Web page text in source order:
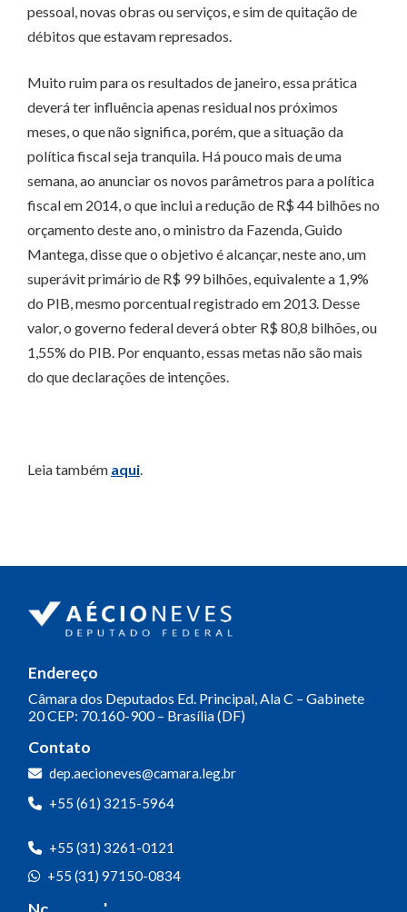
pessoal, novas obras ou serviços, e sim de quitação de
débitos que estavam represados.
Muito ruim para os resultados de janeiro, essa prática
deverá ter influência apenas residual nos próximos
meses, o que não significa, porém, que a situação da
política fiscal seja tranquila. Há pouco mais de uma
semana, ao anunciar os novos parâmetros para a política
fiscal em 2014, o que inclui a redução de R$ 44 bilhões no
orçamento deste ano, o ministro da Fazenda, Guido
Mantega, disse que o objetivo é alcançar, neste ano, um
superávit primário de R$ 99 bilhões, equivalente a 1,9%
do PIB, mesmo porcentual registrado em 2013. Desse
valor, o governo federal deverá obter R$ 80,8 bilhões, ou
1,55% do PIB. Por enquanto, essas metas não são mais
do que declarações de intenções.
Leia também aqui.
Endereço
Câmara dos Deputados Ed. Principal, Ala C – Gabinete
20CEP: 70.160-900 – Brasília (DF)
Contato
dep.aecioneves@camara.leg.br
+55 (61) 3215-5964
+55 (31) 3261-0121
+55 (31) 97150-0834